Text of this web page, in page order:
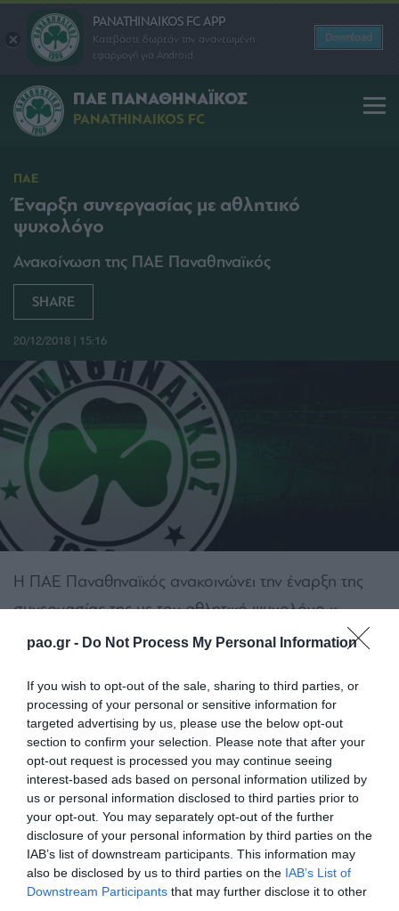
pao.gr - Do Not Process My Personal Information
If you wish to opt-out of the sale, sharing to third parties, or
processing of your personal or sensitive information for
targeted advertising by us, please use the below opt-out
section to confirm your selection. Please note that after your
opt-out request is processed you may continue seeing
interest-based ads based on personal information utilized by
us or personal information disclosed to third parties prior to
your opt-out. You may separately opt-out of the further
disclosure of your personal information by third parties on the
IAB’s list of downstream participants. This information may
also be disclosed by us to third parties on the IAB’s List of
Downstream Participants that may further disclose it to other
PANATHINAIKOS FC APP
Κατεβάστε δωρεάν την ανανεωμένη
εφαρμογή για Android
Download
ΠΑΕ ΠΑΝΑΘΗΝΑΪΚΟΣ
PANATHINAIKOS FC
ΠΑΕ
Έναρξη συνεργασίας με αθλητικό
ψυχολόγο
Ανακοίνωση της ΠΑΕ Παναθηναϊκός
SHARE
20/12/2018 | 15:16
Η ΠΑΕ Παναθηναϊκός ανακοινώνει την έναρξη της
συνεργασίας της με τον αθλητικό ψυχολόγο κ.
Κώστα Κασταμονίτη. Η συνεργασία εντάσσεται στο
λειτουργίας της ακαδημίας του Τριφυλλιού.
Ο κ. Κασταμονίτης έχει πτυχίο συμβούλου ψυχικής
υγείας, μεταπτυχιακό στην παιδοψυχολογία σε
αγγλικό πανεπιστήμιο και εξειδίκευση στην αθλητική
ψυχολογία.
Η συνεργασία του Παναθηναϊκού μαζί του αφορά
κατά κύριο λόγο την ακαδημία του συλλόγου, ενώ